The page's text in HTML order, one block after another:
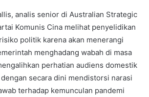
analis senior di Australian Strategic
Komunis Cina melihat penyelidikan
politik karena akan menerangi
menghadang wabah di masa
perhatian audiens domestik
secara dini mendistorsi narasi
terhadap kemunculan pandemi